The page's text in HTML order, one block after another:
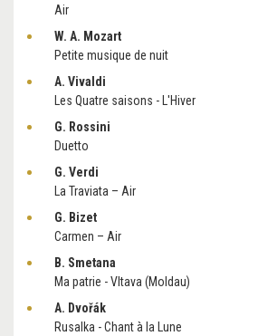
Air
W. A. Mozart
Petite musique de nuit
A. Vivaldi
Les Quatre saisons - L'Hiver
G. Rossini
Duetto
G. Verdi
La Traviata – Air
G. Bizet
Carmen – Air
B. Smetana
Ma patrie - Vltava (Moldau)
A. Dvořák
Rusalka - Chant à la Lune